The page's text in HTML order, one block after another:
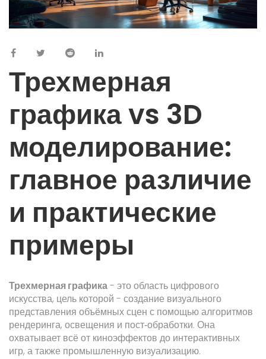
Трехмерная
графика vs 3D
моделирование:
главное различие
и практические
примеры
Трехмерная графика- это область цифрового
искусства, цель которой - создание визуального
представления объёмных сцен с помощью алгоритмов
рендеринга, освещения и пост‑обработки. Она
охватывает всё от киноэффектов до интерактивных
игр, а также промышленную визуализацию.